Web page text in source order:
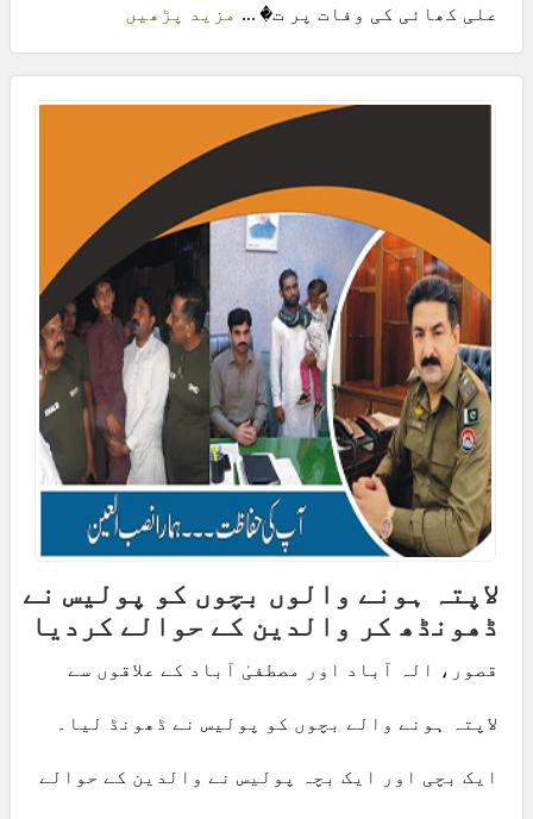
علی کھائی کی وفات پر ت� ... مزید پڑھیں
لاپتہ ہونے والوں بچوں کو پولیس نے
ڈھونڈھ کر والدین کے حوالے کردیا
قصور، الہ آباد اور مصطفیٰ آباد کے علاقوں سے
لاپتہ ہونے والے بچوں کو پولیس نے ڈھونڈ لیا۔
ایک بچی اور ایک بچہ پولیس نے والدین کے حوالے